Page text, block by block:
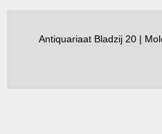
Antiquariaat Bladzij 20 |